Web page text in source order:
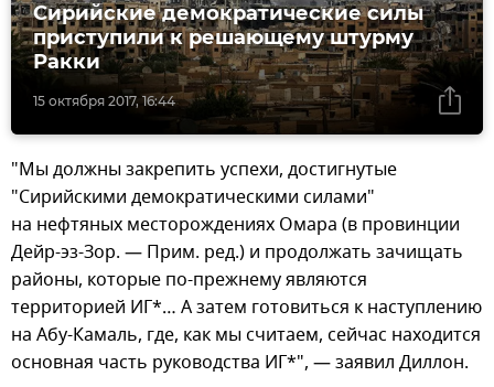
15 октября 2017, 16:44
Сирийские демократические силы
приступили к решающему штурму
Ракки
"Мы должны закрепить успехи, достигнутые
"Сирийскими демократическими силами"
на нефтяных месторождениях Омара (в провинции
Дейр-эз-Зор. — Прим. ред.) и продолжать зачищать
районы, которые по-прежнему являются
территорией ИГ*… А затем готовиться к наступлению
на Абу-Камаль, где, как мы считаем, сейчас находится
основная часть руководства ИГ*", — заявил Диллон.